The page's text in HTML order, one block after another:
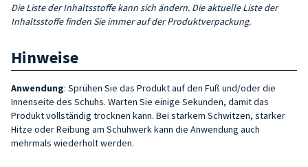
Die Liste der Inhaltsstoffe kann sich ändern. Die aktuelle Liste der
Inhaltsstoffe finden Sie immer auf der Produktverpackung.
Hinweise
Anwendung: Sprühen Sie das Produkt auf den Fuß und/oder die
Innenseite des Schuhs. Warten Sie einige Sekunden, damit das
Produkt vollständig trocknen kann. Bei starkem Schwitzen, starker
Hitze oder Reibung am Schuhwerk kann die Anwendung auch
mehrmals wiederholt werden.